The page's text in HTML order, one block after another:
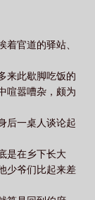
吧不会吧？好歹
一下看向小管
可怜巴巴的为
，浑身起鸡皮疙
套的吗？”姨娘浑
时，孟疏平满
皇室子弟：“……”
，谁要是被他
，就听到了孟
干人事！”孟疏平
他赶紧低头，
官道的驿站、
来此歇脚吃饭的
喧嚣嘈杂，颇为
后一桌人谈论起
是在乡下长大
少爷们比起来差